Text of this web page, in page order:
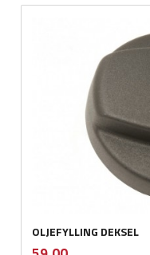
OLJEFYLLING DEKSEL